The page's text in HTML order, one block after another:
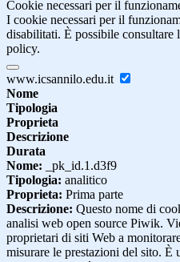
Cookie necessari per il
I cookie necessari per il
disabilitati. È possibile consultare
policy.
www.icsannilo.edu.it
Nome
Tipologia
Proprieta
Descrizione
Durata
Nome: _pk_id.1.d3f9
Tipologia: analitico
Proprieta: Prima parte
Descrizione: Questo nome di
analisi web open source Piwik.
proprietari di siti Web a
misurare le prestazioni del sito.